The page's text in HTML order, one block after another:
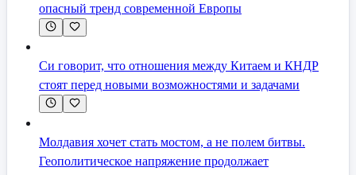
опасный тренд современной Европы
Си говорит, что отношения между Китаем и КНДР
стоят перед новыми возможностями и задачами
Молдавия хочет стать мостом, а не полем битвы.
Геополитическое напряжение продолжает